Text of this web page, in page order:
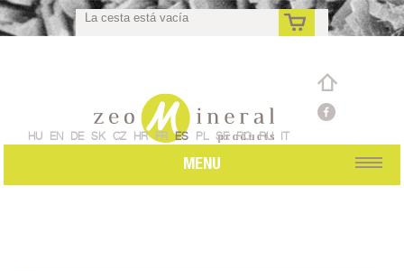
La cesta está vacía
es
HU EN DE SK CZ HR FR ES PL SE RO RU IT
MENU